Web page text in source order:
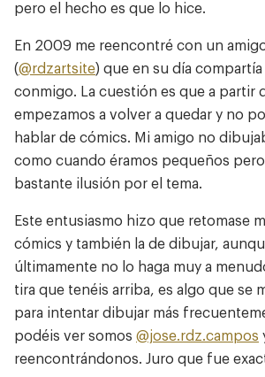
Trabajos
Reflexiones
Blog de desarrollo
Cómics
Diario
Contacto
pero el hecho es que lo hice.
En 2009 me reencontré con un
(@rdzartsite) que en su día
conmigo. La cuestión es que a partir
empezamos a volver a quedar y no
hablar de cómics. Mi amigo no
como cuando éramos pequeños
bastante ilusión por el tema.
Este entusiasmo hizo que retomase
cómics y también la de dibujar,
últimamente no lo haga muy a
tira que tenéis arriba, es algo que se
para intentar dibujar más
podéis ver somos @jose.rdz.campos
reencontrándonos. Juro que fue